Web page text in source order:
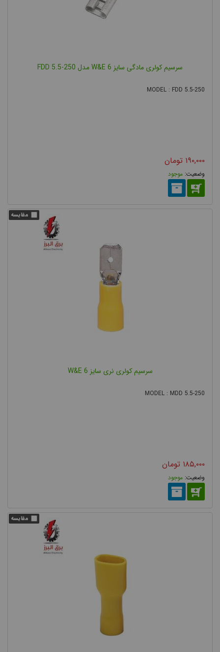
سرسیم کولری مادگی سایز 6 W&E مدل FDD 5.5-250
MODEL : FDD 5.5-250
۱۹۰,۰۰۰ تومان
موجود
سرسیم کولری نری سایز 6 W&E
MODEL : MDD 5.5-250
۱۸۵,۰۰۰ تومان
موجود